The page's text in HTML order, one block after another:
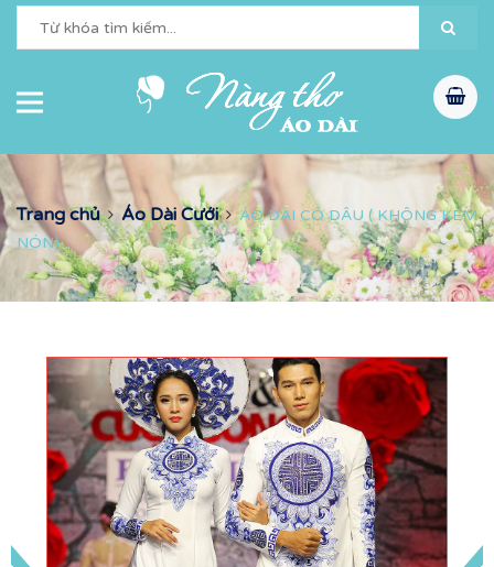
Trang chủ Áo Dài Cưới
ÁO DÀI CÔ DÂU ( KHÔNG KÈM
NÓN)